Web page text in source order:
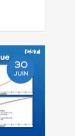
30
JUIN